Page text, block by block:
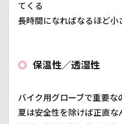
てくる
長時間になればなるほど小
保温性／透湿性
バイク用グローブで重要な
夏は安全性を除けば正直な